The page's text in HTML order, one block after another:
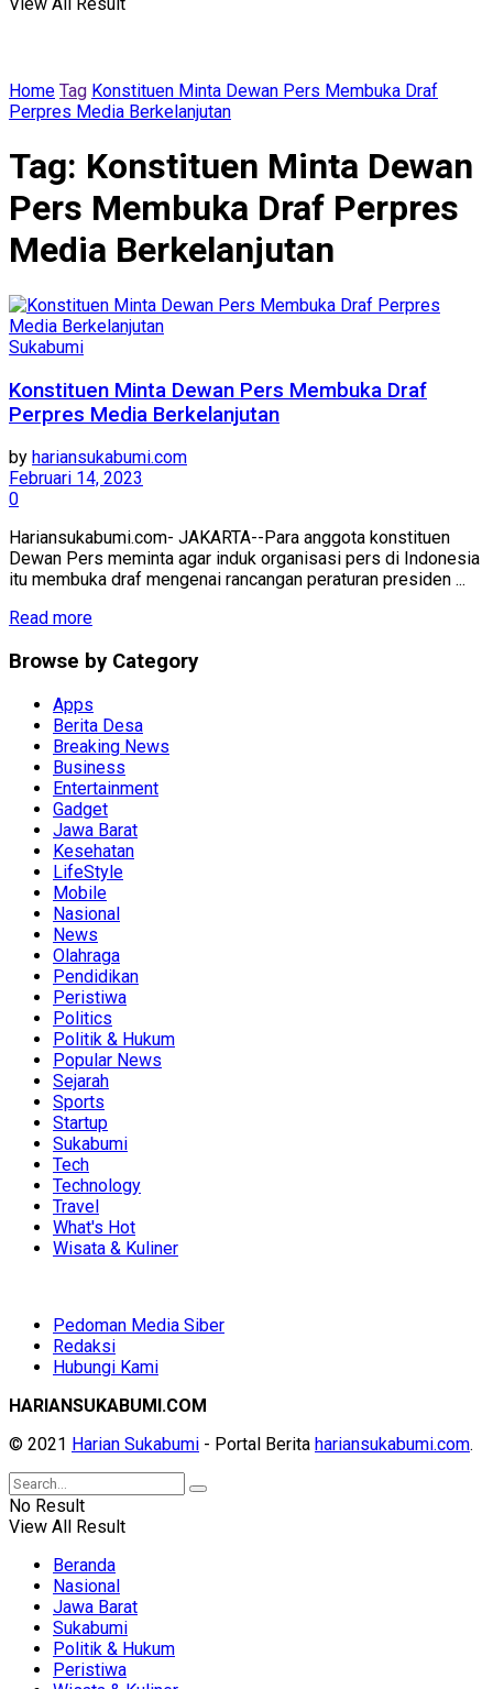
Home Tag Konstituen Minta Dewan Pers Membuka Draf
Perpres Media Berkelanjutan
Tag: Konstituen Minta Dewan
Pers Membuka Draf Perpres
Media Berkelanjutan
Sukabumi
Konstituen Minta Dewan Pers Membuka Draf
Perpres Media Berkelanjutan
by hariansukabumi.com
Februari 14, 2023
0
Hariansukabumi.com- JAKARTA--Para anggota konstituen
Dewan Pers meminta agar induk organisasi pers di Indonesia
itu membuka draf mengenai rancangan peraturan presiden ...
Read more
Browse by Category
Apps
Berita Desa
Breaking News
Business
Entertainment
Gadget
Jawa Barat
Kesehatan
LifeStyle
Mobile
Nasional
News
Olahraga
Pendidikan
Peristiwa
Politics
Politik & Hukum
Popular News
Sejarah
Sports
Startup
Sukabumi
Tech
Technology
Travel
What's Hot
Wisata & Kuliner
Pedoman Media Siber
Redaksi
Hubungi Kami
HARIANSUKABUMI.COM
© 2021 Harian Sukabumi - Portal Berita hariansukabumi.com.
No Result
View All Result
Beranda
Nasional
Jawa Barat
Sukabumi
Politik & Hukum
Peristiwa